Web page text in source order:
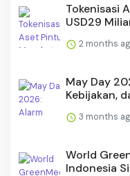
Tokenisasi
USD29
2 months
May Day
Kebijakan,
3 months
World
Indonesia